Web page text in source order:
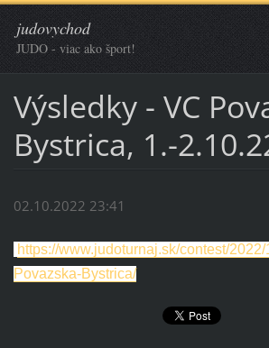
judovychod
JUDO - viac ako šport!
Výsledky - VC
Bystrica, 1.-
02.10.2022 23:41
https://www.judoturnaj.sk/contest/
Povazska-Bystrica/